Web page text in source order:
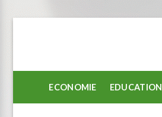
ECONOMIE EDUCATION